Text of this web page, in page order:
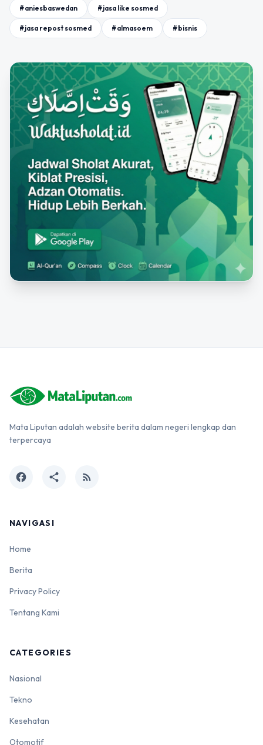
#aniesbaswedan #jasa like sosmed
#jasa repost sosmed #almasoem #bisnis
Mata Liputan adalah website berita dalam negeri lengkap dan
terpercaya
facebook share rss_feed
NAVIGASI
Home
Berita
Privacy Policy
Tentang Kami
CATEGORIES
Nasional
Tekno
Kesehatan
Otomotif